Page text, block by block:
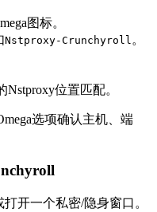
图标。
Nstproxy-Crunchyroll 。
位置匹配。
选项确认主机、端
开一个私密/隐身窗口。